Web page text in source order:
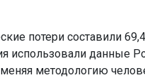
потери составили
использовали данные
методологию